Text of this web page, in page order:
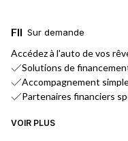
Sur demande
FINANCEMENT
Accédez à l'auto de vos
Solutions de
Accompagnement
Partenaires financiers
VOIR PLUS